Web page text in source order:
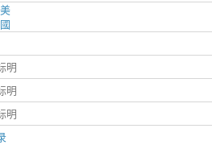
美
國
明
明
明